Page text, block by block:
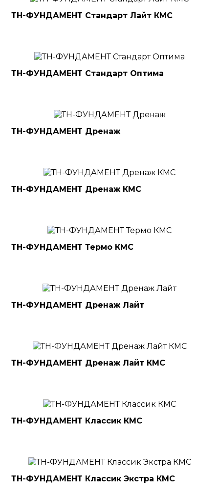
ТН-ФУНДАМЕНТ Стандарт Лайт КМС
ТН-ФУНДАМЕНТ Стандарт Оптима
ТН-ФУНДАМЕНТ Дренаж
ТН-ФУНДАМЕНТ Дренаж КМС
ТН-ФУНДАМЕНТ Термо КМС
ТН-ФУНДАМЕНТ Дренаж Лайт
ТН-ФУНДАМЕНТ Дренаж Лайт КМС
ТН-ФУНДАМЕНТ Классик КМС
ТН-ФУНДАМЕНТ Классик Экстра КМС